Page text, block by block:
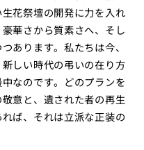
花祭壇の開発に力を入れ
華さから質素さへ、そし
あります。私たちは今、
しい時代の弔いの在り方
なのです。どのプランを
意と、遺された者の再生
ば、それは立派な正装の